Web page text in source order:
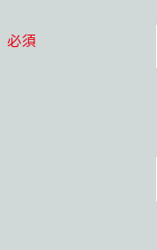
必須